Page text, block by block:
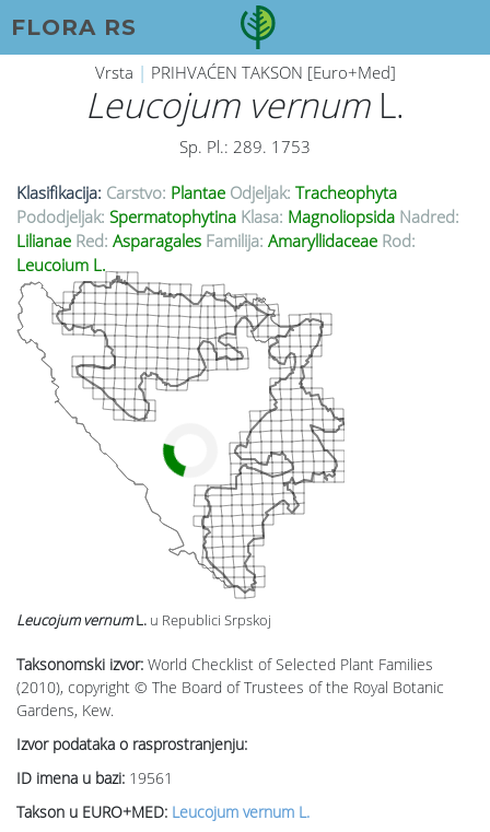
FLORA RS
Vrsta | PRIHVAĆEN TAKSON [Euro+Med]
Leucojum vernumL.
Sp. Pl.: 289. 1753
Klasifikacija: Carstvo: Plantae Odjeljak: Tracheophyta
Pododjeljak: Spermatophytina Klasa: Magnoliopsida Nadred:
Lilianae Red: Asparagales Familija: Amaryllidaceae Rod:
Leucojum L.
Taksonomski izvor: World Checklist of Selected Plant Families
(2010), copyright © The Board of Trustees of the Royal Botanic
Gardens, Kew.
Izvor podataka o rasprostranjenju:
ID imena u bazi: 19561
Takson u EURO+MED: Leucojum vernum L.
Leucojum vernumL. u Republici Srpskoj